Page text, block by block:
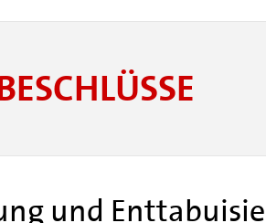
und